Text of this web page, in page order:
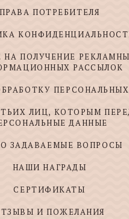
ПРАВА ПОТРЕБИТЕЛЯ
НА ПОЛУЧЕНИЕ
РАССЫЛОК
ЛИЦ, КОТОРЫМ
ДАННЫЕ
ЗАДАВАЕМЫЕ ВОПРОСЫ
НАШИ НАГРАДЫ
СЕРТИФИКАТЫ
И ПОЖЕЛАНИЯ